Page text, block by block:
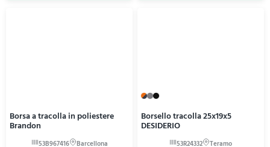
Borsa a tracolla in poliestere
Brandon
Borsello tracolla 25x19x5
DESIDERIO